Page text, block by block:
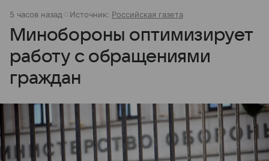
5 часов назад Источник: Российская газета
Минобороны оптимизирует
работу с обращениями
граждан